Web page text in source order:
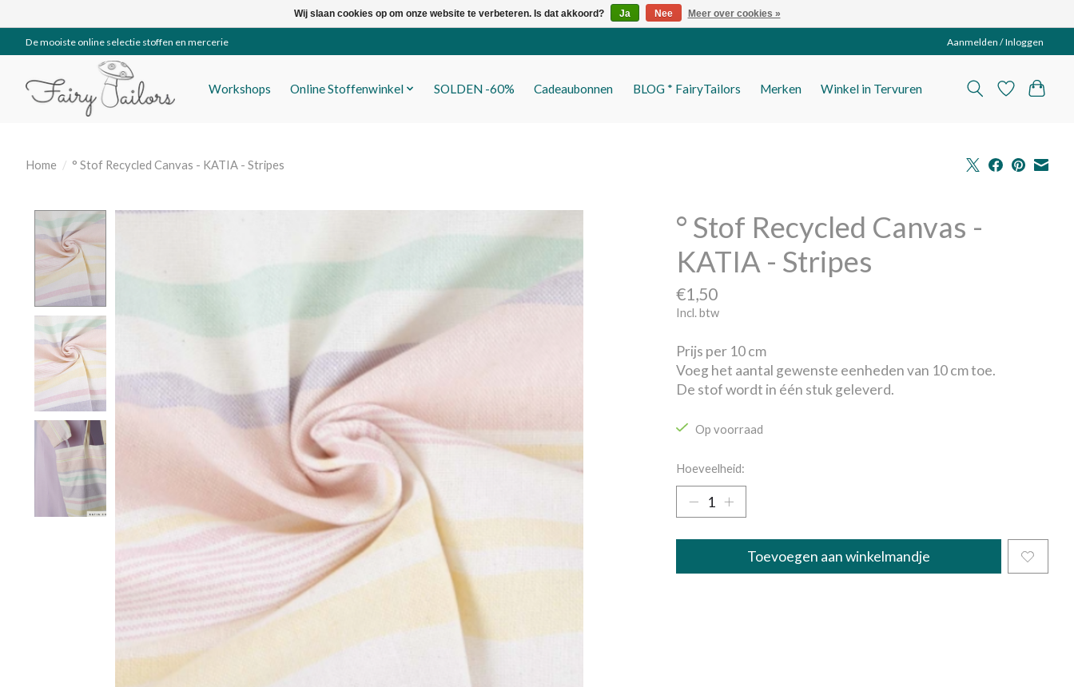
De mooiste online selectie stoffen en mercerie Aanmelden / Inloggen
Workshops Online Stoffenwinkel SOLDEN -60% Cadeaubonnen BLOG * FairyTailors Merken Winkel in Tervuren
Home / ° Stof Recycled Canvas - KATIA - Stripes
Product image slideshow Items
° Stof Recycled Canvas -
KATIA - Stripes
€1,50
Incl. btw
Prijs per 10 cm
Voeg het aantal gewenste eenheden van 10 cm toe.
De stof wordt in één stuk geleverd.
Op voorraad
Hoeveelheid:
Toevoegen aan winkelmandje
Wij slaan cookies op om onze website te verbeteren. Is dat akkoord? Ja Nee Meer over cookies »